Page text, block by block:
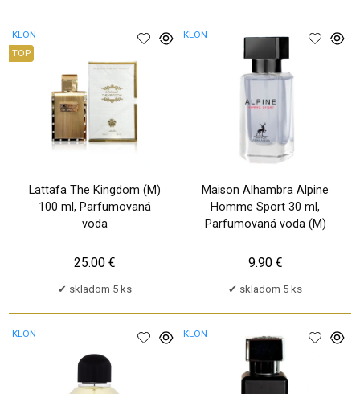
Lattafa The Kingdom (M)
100 ml, Parfumovaná
voda
KLON
TOP
skladom 5 ks
25.00 €
Maison Alhambra Alpine
Homme Sport 30 ml,
Parfumovaná voda (M)
KLON
skladom 5 ks
9.90 €
KLON KLON